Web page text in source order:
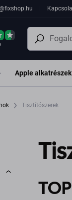
Apple alkatrészek
Tisztítószerek